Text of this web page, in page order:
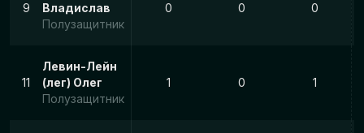
9
Владислав
Полузащитник
0 0 0
11
Левин-Лейн
(лег) Олег
Полузащитник
1 0 1